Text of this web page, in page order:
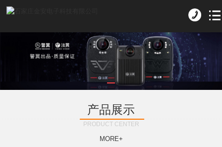
产品展示
PRODUCT CENTER
MORE+